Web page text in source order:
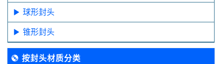
球形封头
锥形封头
按封头材质分类